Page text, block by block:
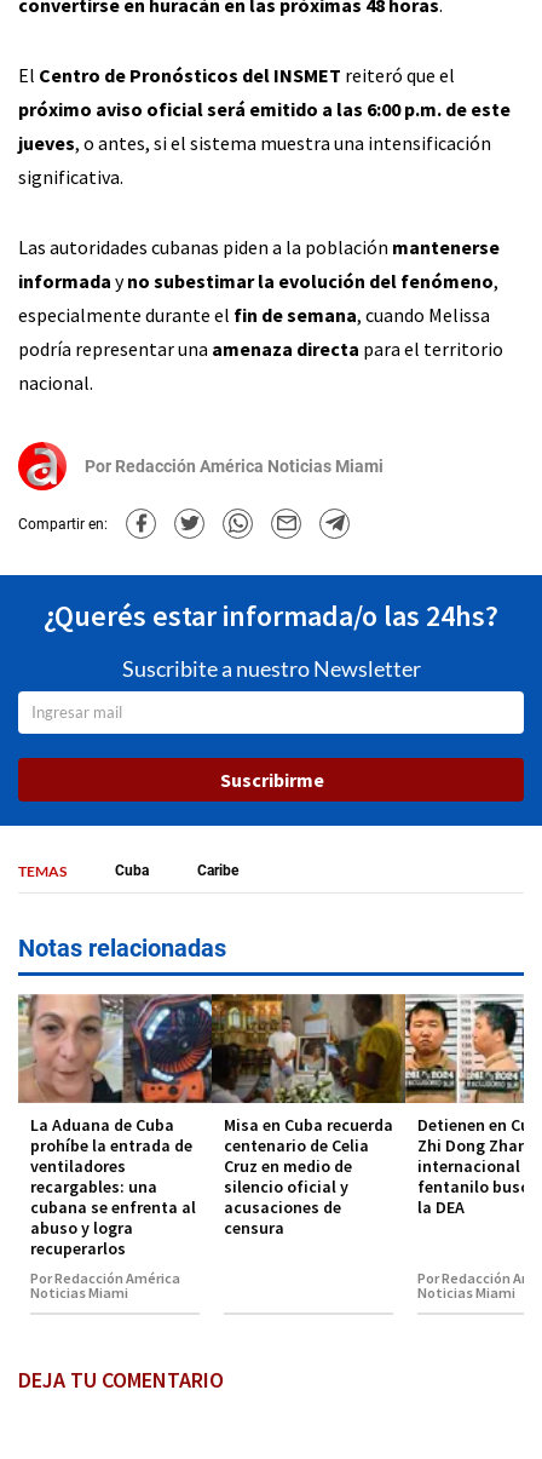
convertirse en huracán en las próximas 48 horas.
El Centro de Pronósticos del INSMET reiteró que el
próximo aviso oficial será emitido a las 6:00 p.m. de este
jueves, o antes, si el sistema muestra una intensificación
significativa.
Las autoridades cubanas piden a la población mantenerse
informada yno subestimar la evolución del fenómeno,
especialmente durante el fin de semana, cuando Melissa
podría representar una amenaza directa para el territorio
nacional.
Por Redacción América Noticias Miami
Compartir en:
¿Querés estar informada/o las 24hs?
Suscribite a nuestro Newsletter
Suscribirme
TEMAS Cuba Caribe
Notas relacionadas
La Aduana de Cuba
prohíbe la entrada de
ventiladores
recargables: una
cubana se enfrenta al
abuso y logra
recuperarlos
Por Redacción América
Noticias Miami
Misa en Cuba recuerda
centenario de Celia
Cruz en medio de
silencio oficial y
acusaciones de
censura
Detienen en
Zhi Dong
internacional
fentanilo
la DEA
Por Redacción
Noticias Miami
DEJA TU COMENTARIO